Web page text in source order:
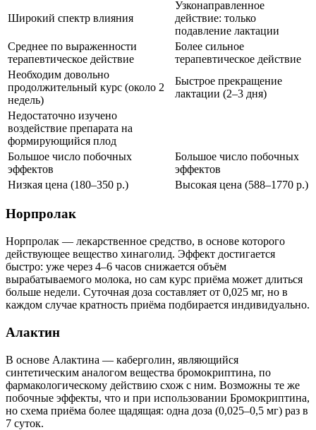
Широкий спектр влияния
Узконаправленное
действие: только
подавление лактации
Среднее по выраженности
терапевтическое действие
Более сильное
терапевтическое действие
Необходим довольно
продолжительный курс (около 2
недель)
Быстрое прекращение
лактации (2–3 дня)
Недостаточно изучено
воздействие препарата на
формирующийся плод
Большое число побочных
эффектов
Большое число побочных
эффектов
Низкая цена (180–350 р.)
Высокая цена (588–1770 р.)
Норпролак
Норпролак — лекарственное средство, в основе которого
действующее вещество хинаголид. Эффект достигается
быстро: уже через 4–6 часов снижается объём
вырабатываемого молока, но сам курс приёма может длиться
больше недели. Суточная доза составляет от 0,025 мг, но в
каждом случае кратность приёма подбирается индивидуально.
Алактин
В основе Алактина — каберголин, являющийся
синтетическим аналогом вещества бромокриптина, по
фармакологическому действию схож с ним. Возможны те же
побочные эффекты, что и при использовании Бромокриптина,
но схема приёма более щадящая: одна доза (0,025–0,5 мг) раз в
7 суток.